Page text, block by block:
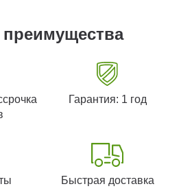
Гарантия: 1 год
Быстрая доставка